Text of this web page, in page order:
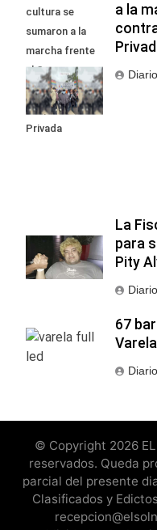
cultura se
sumaron a la
marcha frente
al Congreso
contra la Ley de
Propiedad
Privada
a la
La
para
Pity
67
Varela
© Copyright 2026
reservados. Queda
parcial del presente
Clasificados y